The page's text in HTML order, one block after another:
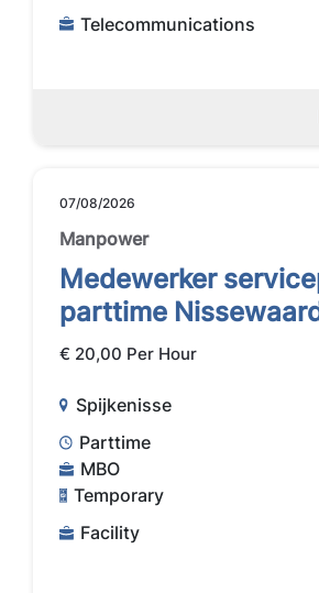
Telecommunications
07/08/2026
Manpower
Medewerker
parttime
€ 20,00 Per Hour
Spijkenisse
Parttime
MBO
Temporary
Facility